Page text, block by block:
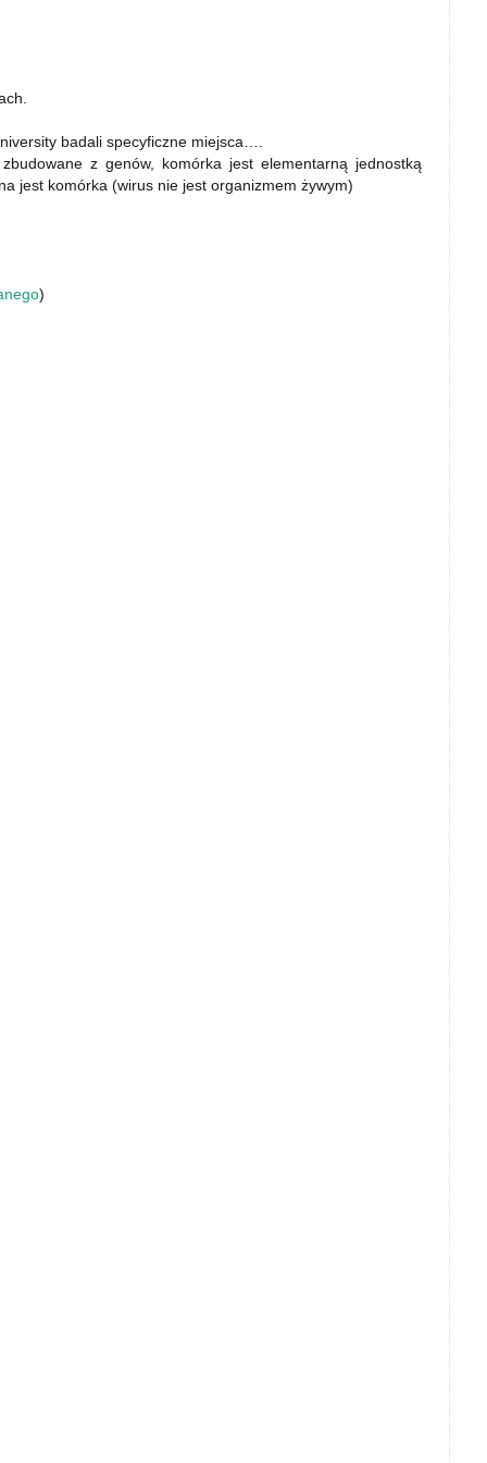
badali specyficzne miejsca….
z genów, komórka jest elementarną jednostką
jest komórka (wirus nie jest organizmem żywym)
)